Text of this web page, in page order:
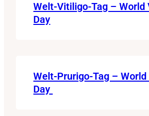
Welt-Vitiligo-Tag – World
Day
Welt-Prurigo-Tag –
Day